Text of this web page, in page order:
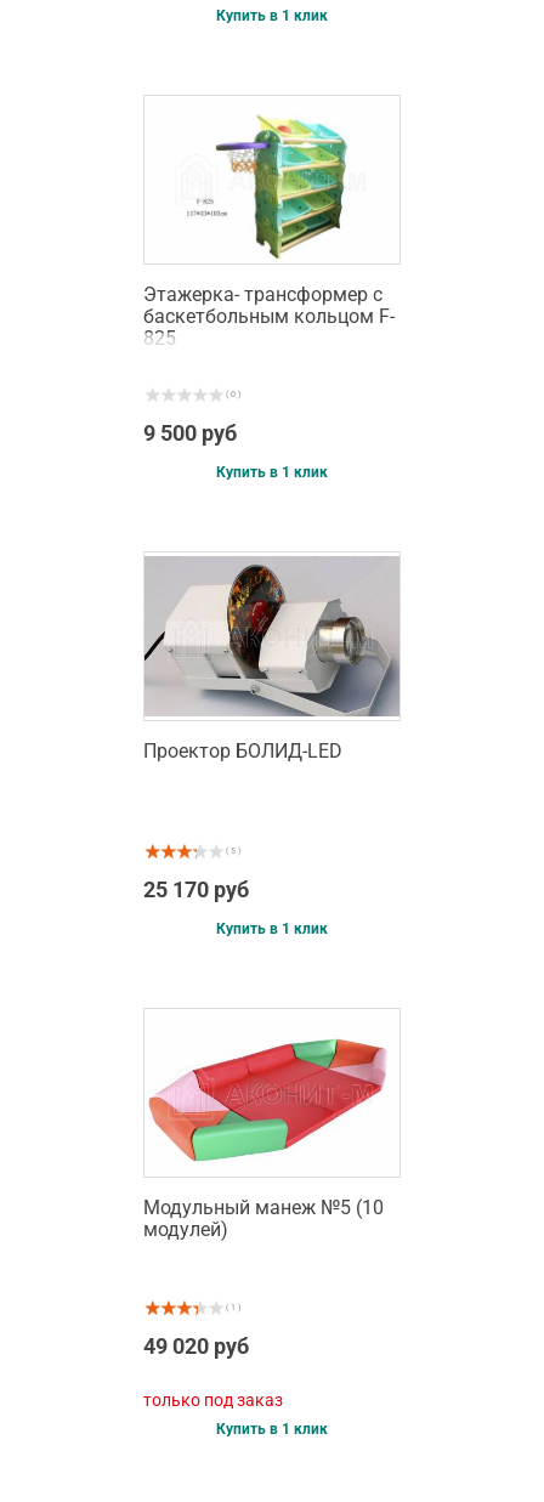
Купить в 1 клик
Этажерка- трансформер с
баскетбольным кольцом F-
825
( 0 )
9 500 руб
Купить в 1 клик
Проектор БОЛИД-LED
( 5 )
25 170 руб
Купить в 1 клик
Модульный манеж №5 (10
модулей)
( 1 )
49 020 руб
только под заказ
Купить в 1 клик